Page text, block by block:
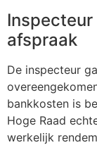
afspraak
De inspecteur
bankkosten is
Hoge Raad
werkelijk